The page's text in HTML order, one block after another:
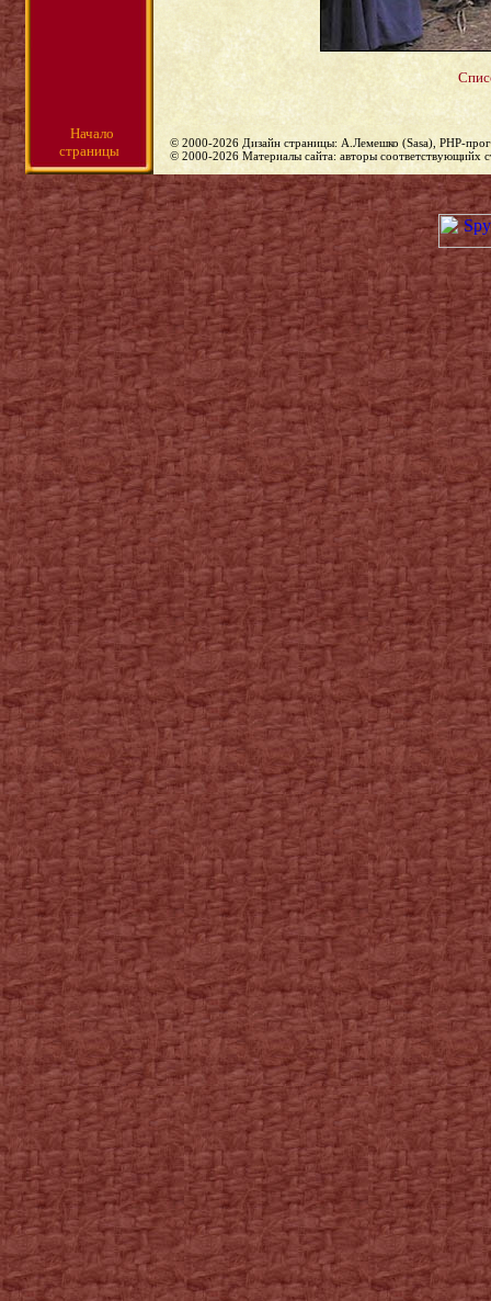
Начало
страницы
© 2000-2026 Дизайн страницы: А.Лемешко (Sasa), PHP-
© 2000-2026 Материалы сайта: авторы соответствующийх